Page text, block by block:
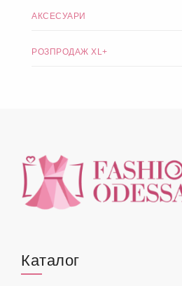
АКСЕСУАРИ
РОЗПРОДАЖ XL+
Каталог